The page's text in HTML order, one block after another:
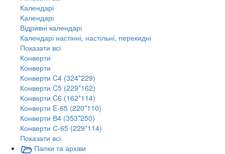
Календарі
Календарі
Відривні календарі
Календарі настінні, настільні, перекидні
Показати всі
Конверти
Конверти
Конверти C4 (324*229)
Конверти C5 (229*162)
Конверти C6 (162*114)
Конверти E-65 (220*110)
Конверти В4 (353*250)
Конверти С-65 (229*114)
Показати всі
Папки та архіви